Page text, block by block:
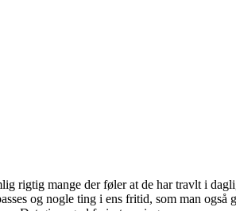
rigtig mange der føler at de har travlt i
og nogle ting i ens fritid, som man